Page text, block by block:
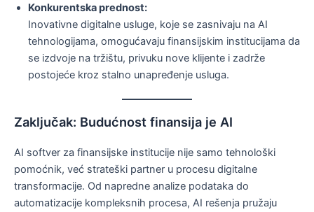
Konkurentska prednost:
Inovativne digitalne usluge, koje se zasnivaju na AI
tehnologijama, omogućavaju finansijskim institucijama da
se izdvoje na tržištu, privuku nove klijente i zadrže
postojeće kroz stalno unapređenje usluga.
Zaključak: Budućnost finansija je AI
AI softver za finansijske institucije nije samo tehnološki
pomoćnik, već strateški partner u procesu digitalne
transformacije. Od napredne analize podataka do
automatizacije kompleksnih procesa, AI rešenja pružaju